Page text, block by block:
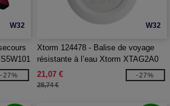
W32
-27%
W32
Xtorm 124478 - Balise de voyage
résistante à l’eau Xtorm XTAG2A0
21,07 €
28,74 €
-27%